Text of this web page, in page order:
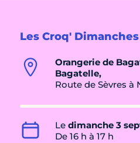
Les Croq'
Orangerie de
Bagatelle,
Route de Sèvres à
Le dimanche 3
De 16 h à 17 h